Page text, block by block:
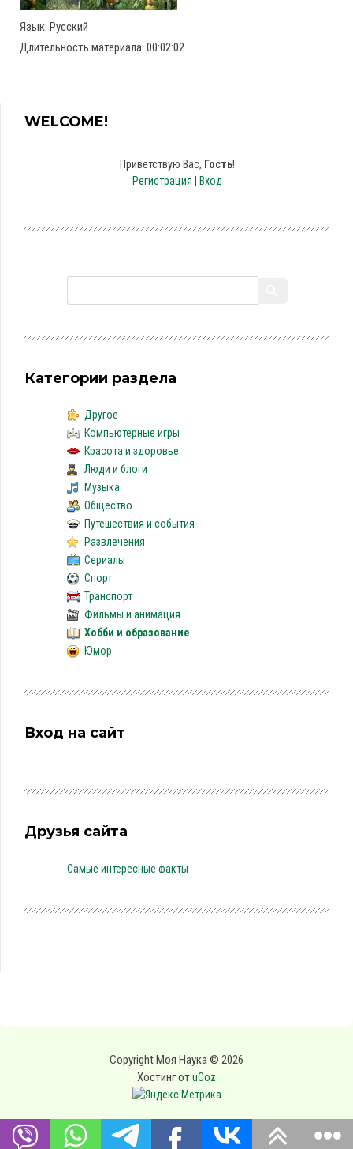
Язык: Русский
Длительность материала: 00:02:02
WELCOME!
Приветствую Вас, Гость!
Регистрация
Вход
Категории раздела
Другое
Компьютерные игры
Красота и здоровье
Люди и блоги
Музыка
Общество
Путешествия и события
Развлечения
Сериалы
Спорт
Транспорт
Фильмы и анимация
Хобби и образование
Юмор
Вход на сайт
Друзья сайта
Самые интересные факты
Copyright Моя Наука © 2026
Хостинг отuCoz